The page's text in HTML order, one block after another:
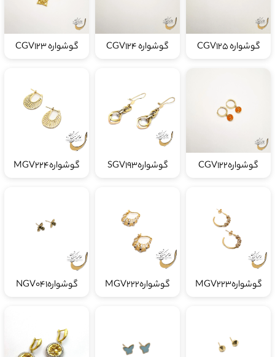
گوشواره CGV125 گوشواره CGV124 گوشواره CGV123
گوشوارهCGV122 گوشوارهSGV193 گوشوارهMGV224
گوشوارهMGV223 گوشوارهMGV222 گوشوارهNGV041